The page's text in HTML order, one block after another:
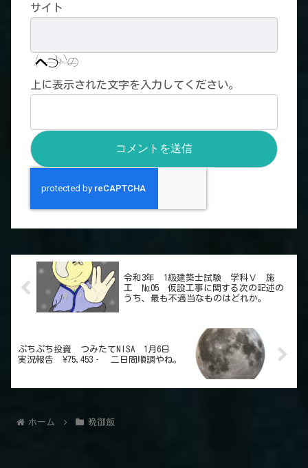
サイト
上に表示された文字を入力してください。
令和3年 1級建築士試験 学科Ⅴ 施
工 №05 仮設工事に関する次の記述の
うち、最も不適当なものはどれか。
ぷちぷち投資 つみたてNISA 1月6日
実況報告 ¥75,453‐ 二日間順調やね。
ホーム 晩御飯